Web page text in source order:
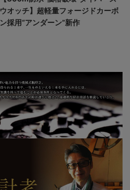
ウオッチ】超軽量フォージドカーボ
ン採用“アンダーン”新作